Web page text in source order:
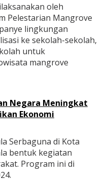
oleh
Pelestarian Mangrove
lingkungan
ke sekolah-sekolah,
untuk
mangrove
Negara Meningkat
Ekonomi
Serbaguna di Kota
bentuk kegiatan
Program ini di